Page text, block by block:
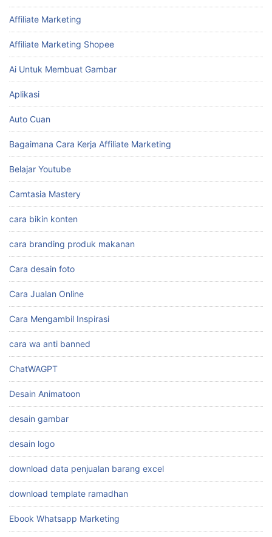
Affiliate Marketing
Affiliate Marketing Shopee
Ai Untuk Membuat Gambar
Aplikasi
Auto Cuan
Bagaimana Cara Kerja Affiliate Marketing
Belajar Youtube
Camtasia Mastery
cara bikin konten
cara branding produk makanan
Cara desain foto
Cara Jualan Online
Cara Mengambil Inspirasi
cara wa anti banned
ChatWAGPT
Desain Animatoon
desain gambar
desain logo
download data penjualan barang excel
download template ramadhan
Ebook Whatsapp Marketing